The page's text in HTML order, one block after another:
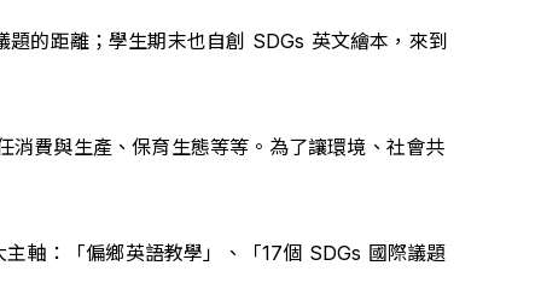
的距離；學生期末也自創 SDGs 英文繪本，來到
費與生產、保育生態等等。為了讓環境、社會共
軸：「偏鄉英語教學」、「17個 SDGs 國際議題